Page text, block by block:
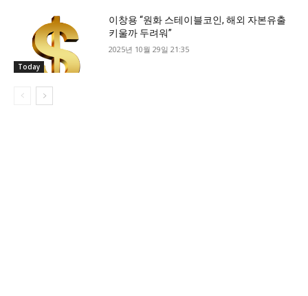
Today
이창용 “원화 스테이블코인, 해외 자본유출
키울까 두려워”
2025년 10월 29일 21:35